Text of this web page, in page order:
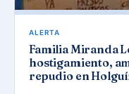
ALERTA
Familia Miranda
hostigamiento,
repudio en